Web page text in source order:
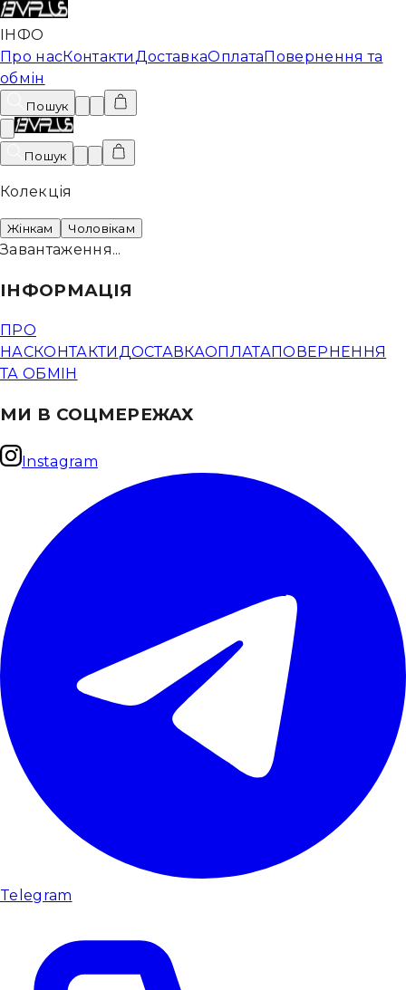
ІНФО
Про насКонтактиДоставкаОплатаПовернення та
обмін
Пошук
Пошук
Колекція
Жінкам Чоловікам
Завантаження...
ІНФОРМАЦІЯ
ПРО
НАСКОНТАКТИ ДОСТАВКАОПЛАТАПОВЕРНЕННЯ
ТА ОБМІН
МИ В СОЦМЕРЕЖАХ
Instagram
Telegram